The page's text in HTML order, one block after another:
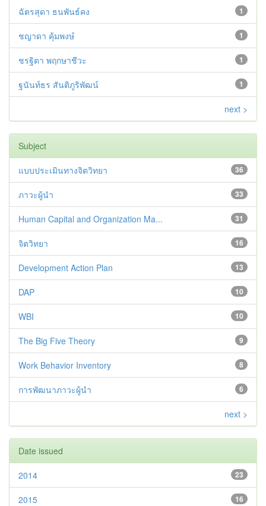
1
ฉัตรสุดา ธนพันธ์คง
1
ชญาดา คุ้มพงษ์
1
ชรฐิตา พฤกษาชีวะ
1
ฐนันท์ธร สันติภูริพัฒน์
next >
Subject
36
แบบประเมินทางจิตวิทยา
33
ภาวะผู้นำ
31
Human Capital and Organization Ma...
16
จิตวิทยา
13
Development Action Plan
10
DAP
10
WBI
9
The Big Five Theory
8
Work Behavior Inventory
6
การพัฒนาภาวะผู้นำ
next >
Date issued
23
2014
16
2015